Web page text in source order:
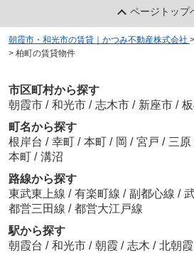
ページトップ
朝霞市・和光市の賃貸｜かつみ不動産株式会社 >
> 柏町の賃貸物件
市区町村から探す
朝霞市 / 和光市 / 志木市 / 新座市 /
町名から探す
根岸台 / 幸町 / 本町 / 岡 / 宮戸 / 三原
本町 / 溝沼
路線から探す
東武東上線 / 有楽町線 / 副都心線 /
都営三田線 / 都営大江戸線
駅から探す
朝霞台 / 和光市 / 朝霞 / 志木 / 北朝霞